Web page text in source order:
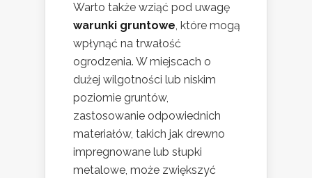
Warto także wziąć pod uwagę
warunki gruntowe, które mogą
wpłynąć na trwałość
ogrodzenia. W miejscach o
dużej wilgotności lub niskim
poziomie gruntów,
zastosowanie odpowiednich
materiałów, takich jak drewno
impregnowane lub słupki
metalowe, może zwiększyć